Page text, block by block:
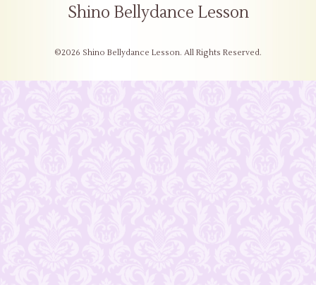
Shino Bellydance Lesson
©2026 Shino Bellydance Lesson. All Rights Reserved.